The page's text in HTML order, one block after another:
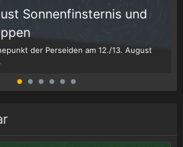
Sonnenfinsternis und
der Perseiden am 12./13. August